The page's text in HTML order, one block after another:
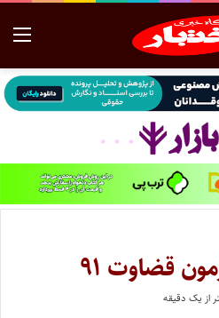
قضاوت ۹۱
از یک دقیقه